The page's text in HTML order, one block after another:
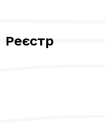
Реєстр